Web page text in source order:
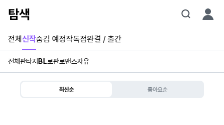
탐색
전체신작숨김 예정작독점완결 / 출간
전체판타지 BL로판로맨스자유
최신순 좋아요순